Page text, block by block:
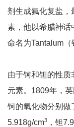
剂生成氟化复盐，
素，他以希腊神话
命名为Tantalum（
由于钶和钽的性质
元素。1809年，
钶的氧化物分别做
5.918g/cm3 ，钽